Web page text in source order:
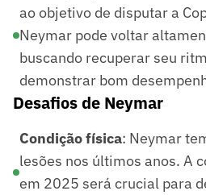
ao objetivo de disputar a
Neymar pode voltar
buscando recuperar seu
demonstrar bom
Desafios de Neymar
Condição física: Neymar
lesões nos últimos anos. A
em 2025 será crucial para